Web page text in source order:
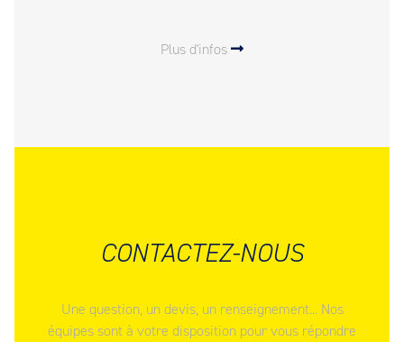
Plus d'infos
CONTACTEZ-NOUS
Une question, un devis, un renseignement... Nos
équipes sont à votre disposition pour vous répondre